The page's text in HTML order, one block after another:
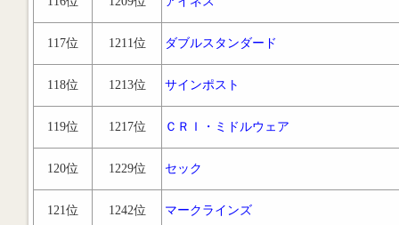
117位 1211位 ダブルスタンダード
118位 1213位 サインポスト
119位 1217位 ＣＲＩ・ミドルウェア
120位 1229位 セック
121位 1242位 マークラインズ